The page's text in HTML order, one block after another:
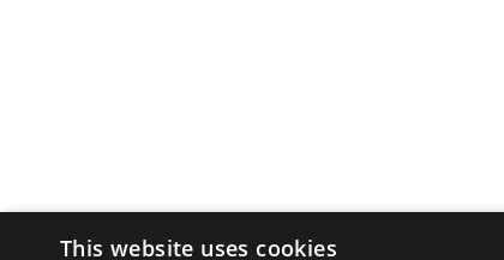
This website uses cookies